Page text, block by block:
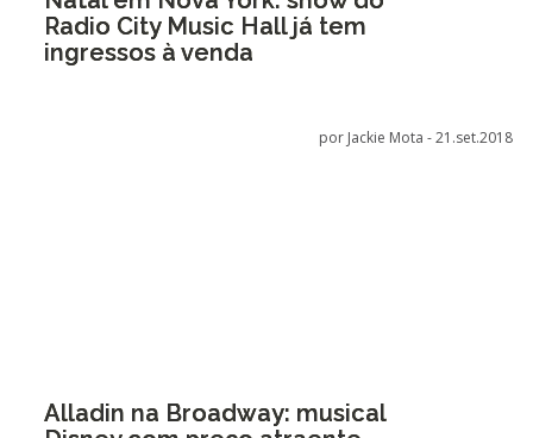
Radio City Music Hall já tem
ingressos à venda
por Jackie Mota -21.set.2018
Alladin na Broadway: musical